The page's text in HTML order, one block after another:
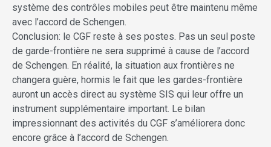
système des contrôles mobiles peut être maintenu même
avec l’accord de Schengen.
Conclusion: le CGF reste à ses postes. Pas un seul poste
de garde-frontière ne sera supprimé à cause de l’accord
de Schengen. En réalité, la situation aux frontières ne
changera guère, hormis le fait que les gardes-frontière
auront un accès direct au système SIS qui leur offre un
instrument supplémentaire important. Le bilan
impressionnant des activités du CGF s’améliorera donc
encore grâce à l’accord de Schengen.